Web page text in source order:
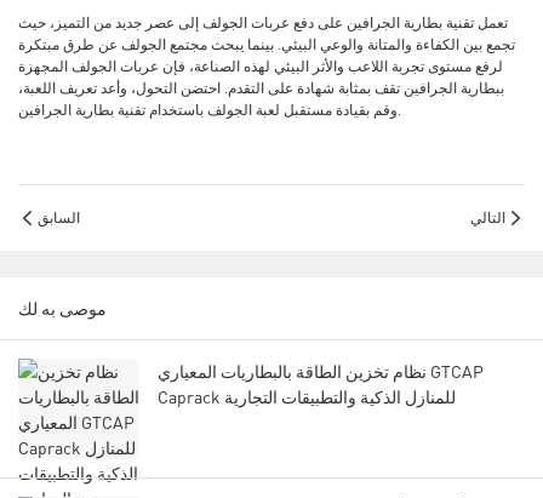
تعمل تقنية بطارية الجرافين على دفع عربات الجولف إلى عصر جديد من التميز، حيث
تجمع بين الكفاءة والمتانة والوعي البيئي. بينما يبحث مجتمع الجولف عن طرق مبتكرة
لرفع مستوى تجربة اللاعب والأثر البيئي لهذه الصناعة، فإن عربات الجولف المجهزة
ببطارية الجرافين تقف بمثابة شهادة على التقدم. احتضن التحول، وأعد تعريف اللعبة،
وقم بقيادة مستقبل لعبة الجولف باستخدام تقنية بطارية الجرافين.
السابق التالي
موصى به لك
نظام تخزين الطاقة بالبطاريات المعياري GTCAP
Caprack للمنازل الذكية والتطبيقات التجارية